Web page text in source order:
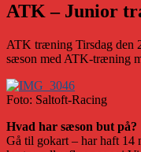
ATK – Junior
ATK træning Tirsdag den
sæson med ATK-træning
Foto: Saltoft-Racing
Hvad har sæson but på?
Gå til gokart – har haft 14